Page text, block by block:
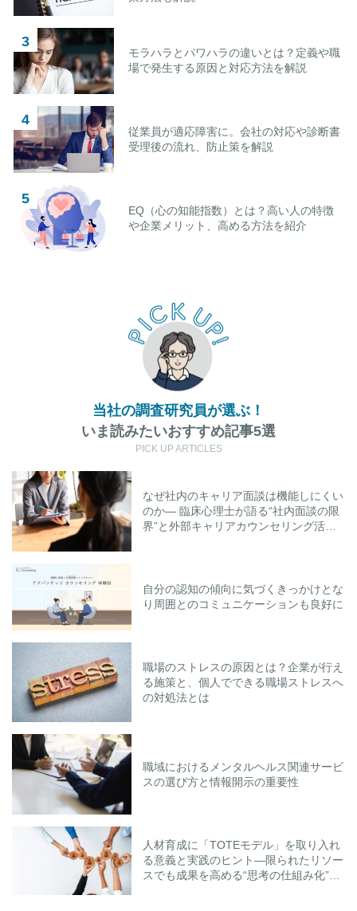
モラハラとパワハラの違いとは？定義や職
場で発生する原因と対応方法を解説
従業員が適応障害に。会社の対応や診断書
受理後の流れ、防止策を解説
EQ（心の知能指数）とは？高い人の特徴
や企業メリット、高める方法を紹介
当社の調査研究員が選ぶ！
いま読みたいおすすめ記事5選
PICK UP ARTICLES
なぜ社内のキャリア面談は機能しにくい
のか― 臨床心理士が語る“社内面談の限
界”と外部キャリアカウンセリング活用
自分の認知の傾向に気づくきっかけとな
り周囲とのコミュニケーションも良好に
職場のストレスの原因とは？企業が行え
る施策と、個人でできる職場ストレスへ
の対処法とは
職域におけるメンタルヘルス関連サービ
スの選び方と情報開示の重要性
人材育成に「TOTEモデル」を取り入れ
る意義と実践のヒント―限られたリソー
スでも成果を高める“思考の仕組み化”と